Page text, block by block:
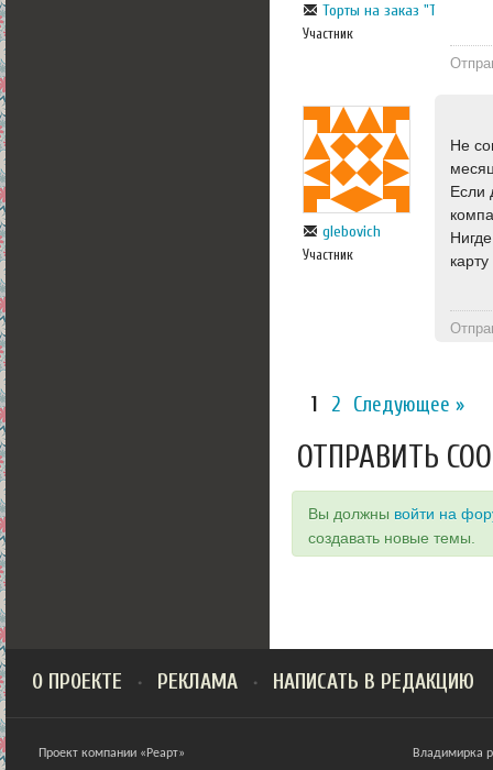
Торты на заказ
Участник
glebovich
Участник
Не
Если
1 2 Следующее »
ОТПРАВИТЬ
Вы должны войти на
создавать новые темы.
О ПРОЕКТЕ РЕКЛАМА НАПИСАТЬ В РЕДАКЦИЮ
Проект компании «Реарт» Владимирка